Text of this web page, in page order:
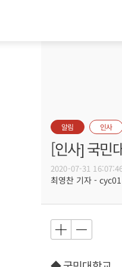
알림 인사
[인사] 국민
2020-07-31
최영찬 기자 -